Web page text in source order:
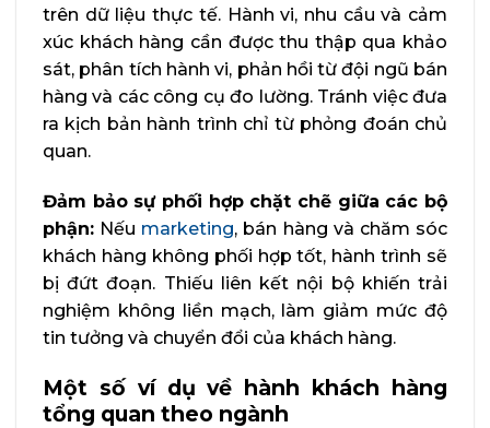
trên dữ liệu thực tế. Hành vi, nhu cầu và cảm
xúc khách hàng cần được thu thập qua khảo
sát, phân tích hành vi, phản hồi từ đội ngũ bán
hàng và các công cụ đo lường. Tránh việc đưa
ra kịch bản hành trình chỉ từ phỏng đoán chủ
quan.
Đảm bảo sự phối hợp chặt chẽ giữa các bộ
phận: Nếu marketing, bán hàng và chăm sóc
khách hàng không phối hợp tốt, hành trình sẽ
bị đứt đoạn. Thiếu liên kết nội bộ khiến trải
nghiệm không liền mạch, làm giảm mức độ
tin tưởng và chuyển đổi của khách hàng.
Một số ví dụ về hành khách hàng
tổng quan theo ngành